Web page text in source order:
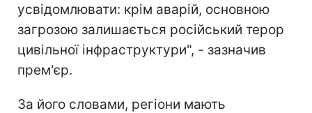
усвідомлювати: крім аварій, основною
загрозою залишається російський терор
цивільної інфраструктури", - зазначив
прем'єр.
За його словами, регіони мають